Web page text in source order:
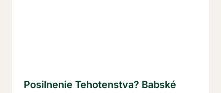
Posilnenie Tehotenstva? Babské